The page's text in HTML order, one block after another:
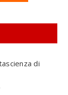
di